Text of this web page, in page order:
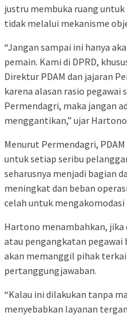
justru membuka ruang untuk
tidak melalui mekanisme
“Jangan sampai ini hanya
pemain. Kami di DPRD,
Direktur PDAM dan jajaran
karena alasan rasio
Permendagri, maka jangan
menggantikan,” ujar
Menurut Permendagri,
untuk setiap seribu
seharusnya menjadi bagian
meningkat dan beban
celah untuk
Hartono menambahkan,
atau pengangkatan pegawai
akan memanggil pihak
pertanggungjawaban.
“Kalau ini dilakukan tanpa
menyebabkan layanan